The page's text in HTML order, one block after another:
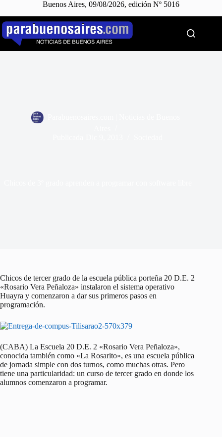
Buenos Aires, 09/08/2026, edición Nº 5016
Saltar
contenido
Chicos de tercer grado de la escuela pública porteña 20 D.E. 2
«Rosario Vera Peñaloza» instalaron el sistema operativo
Huayra y comenzaron a dar sus primeros pasos en
programación.
(CABA) La Escuela 20 D.E. 2 «Rosario Vera Peñaloza»,
conocida también como «La Rosarito», es una escuela pública
de jornada simple con dos turnos, como muchas otras. Pero
tiene una particularidad: un curso de tercer grado en donde los
alumnos comenzaron a programar.